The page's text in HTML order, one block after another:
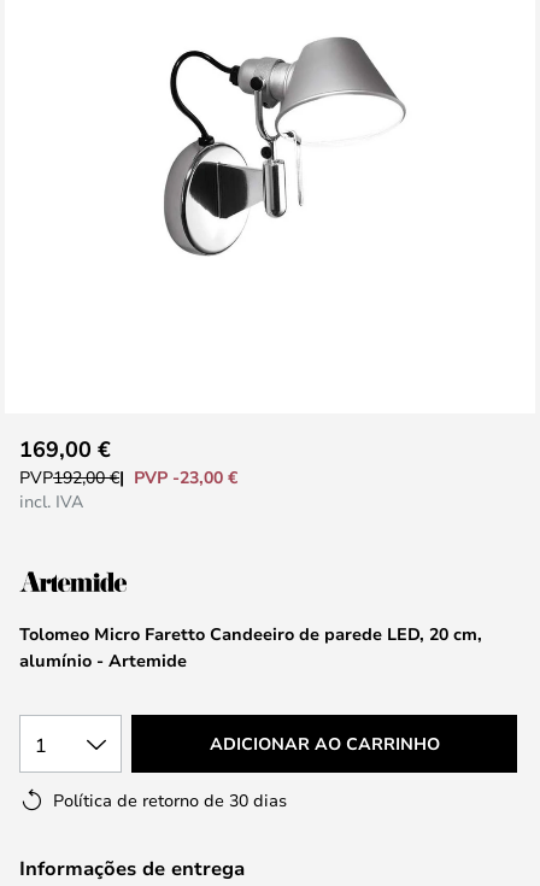
para
Galeria
imagens
Tolomeo Micro Faretto Candeeiro de parede LED, 20 cm,
alumínio - Artemide
169,00 €
PVP192,00 €
PVP -23,00 €
incl. IVA
1 ADICIONAR AO CARRINHO
Política de retorno de 30 dias
Informações de entrega